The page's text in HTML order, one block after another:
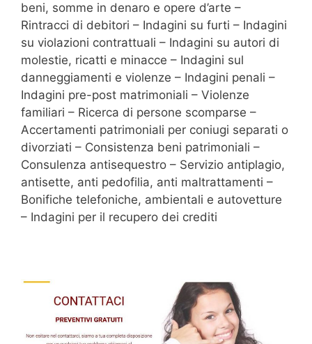
beni, somme in denaro e opere d’arte –
Rintracci di debitori – Indagini su furti – Indagini
su violazioni contrattuali – Indagini su autori di
molestie, ricatti e minacce – Indagini sul
danneggiamenti e violenze – Indagini penali –
Indagini pre-post matrimoniali – Violenze
familiari – Ricerca di persone scomparse –
Accertamenti patrimoniali per coniugi separati o
divorziati – Consistenza beni patrimoniali –
Consulenza antisequestro – Servizio antiplagio,
antisette, anti pedofilia, anti maltrattamenti –
Bonifiche telefoniche, ambientali e autovetture
– Indagini per il recupero dei crediti